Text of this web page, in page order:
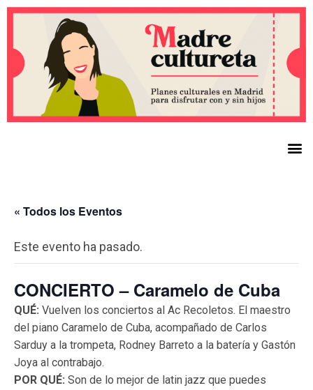
« Todos los Eventos
Este evento ha pasado.
CONCIERTO – Caramelo de Cuba
QUÉ: Vuelven los conciertos al Ac Recoletos. El maestro
del piano Caramelo de Cuba, acompañado de Carlos
Sarduy a la trompeta, Rodney Barreto a la batería y Gastón
Joya al contrabajo.
POR QUÉ: Son de lo mejor de latin jazz que puedes